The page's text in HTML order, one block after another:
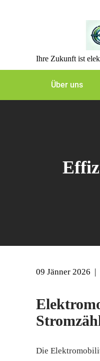
Ihre Zukunft ist
Über uns
09 Jänner 2026 |
Die